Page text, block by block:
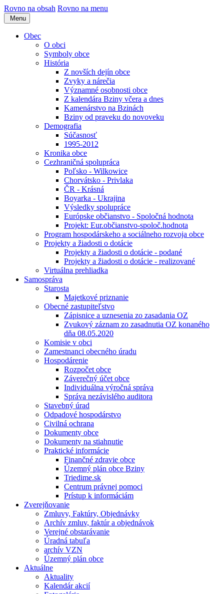
Rovno na obsah Rovno na menu
Menu
Obec
O obci
Symboly obce
História
Z novších dejín obce
Zvyky a nárečia
Významné osobnosti obce
Z kalendára Bziny včera a dnes
Kamenárstvo na Bzinách
Bziny od praveku do novoveku
Demografia
Súčasnosť
1995-2012
Kronika obce
Cezhraničná spolupráca
Poľsko - Wilkowice
Chorvátsko - Privlaka
ČR - Krásná
Boyarka - Ukrajina
Výsledky spolupráce
Európske občianstvo - Spoločná hodnota
Projekt: Eur.občianstvo-spoloč.hodnota
Program hospodárskeho a sociálneho rozvoja obce
Projekty a žiadosti o dotácie
Projekty a žiadosti o dotácie - podané
Projekty a žiadosti o dotácie - realizované
Virtuálna prehliadka
Samospráva
Starosta
Majetkové priznanie
Obecné zastupiteľstvo
Zápisnice a uznesenia zo zasadania OZ
Zvukový záznam zo zasadnutia OZ konaného
dňa 08.05.2020
Komisie v obci
Zamestnanci obecného úradu
Hospodárenie
Rozpočet obce
Záverečný účet obce
Individuálna výročná správa
Správa nezávislého auditora
Stavebný úrad
Odpadové hospodárstvo
Civilná ochrana
Dokumenty obce
Dokumenty na stiahnutie
Praktické informácie
Finančné zdravie obce
Územný plán obce Bziny
Triedime.sk
Centrum právnej pomoci
Prístup k informáciám
Zverejňovanie
Zmluvy, Faktúry, Objednávky
Archív zmluv, faktúr a objednávok
Verejné obstarávanie
Úradná tabuľa
archív VZN
Územný plán obce
Aktuálne
Aktuality
Kalendár akcií